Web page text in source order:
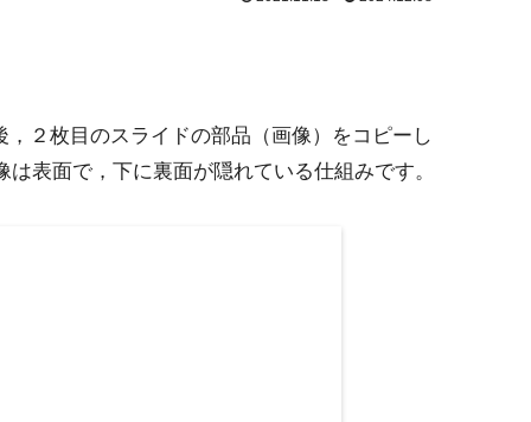
２枚目のスライドの部品（画像）をコピーし
表面で，下に裏面が隠れている仕組みです。